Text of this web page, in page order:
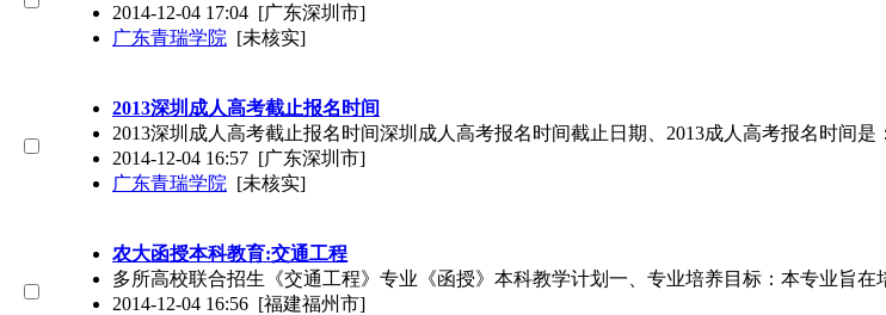
2014-12-04 17:04 [广东深圳市]
广东青瑞学院 [未核实]
2013深圳成人高考截止报名时间
2013深圳成人高考截止报名时间深圳成人高考报名时间截止日期、2013成人高考报名时间
2014-12-04 16:57 [广东深圳市]
广东青瑞学院 [未核实]
农大函授本科教育:交通工程
多所高校联合招生《交通工程》专业《函授》本科教学计划一、专业培养目标：本专业旨
2014-12-04 16:56 [福建福州市]